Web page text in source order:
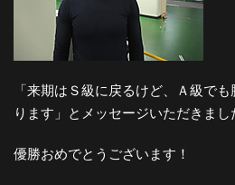
「来期はＳ級に戻るけど、Ａ級で
ります」とメッセージいただきまし
優勝おめでとうございます！